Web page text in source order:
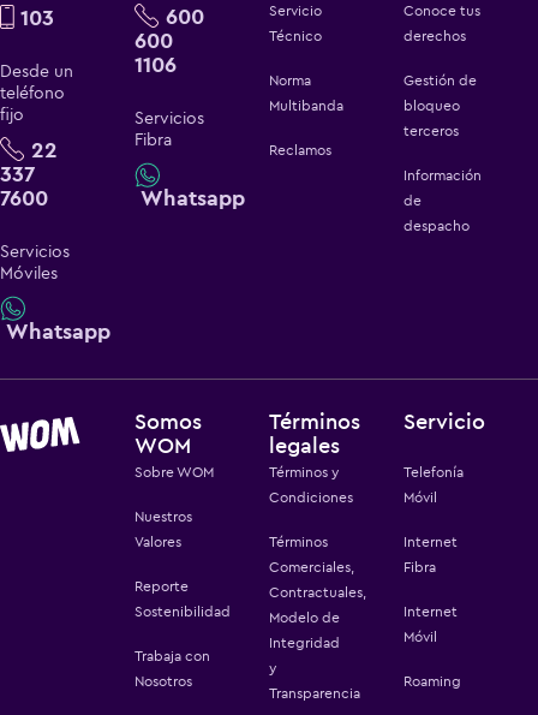
103
Desde un
teléfono
fijo
22
337
7600
Servicios
Móviles
Whatsapp
600
600
1106
Servicios
Fibra
Whatsapp
Servicio
Técnico
Norma
Multibanda
Reclamos
Conoce tus
derechos
Gestión de
bloqueo
terceros
Información
de
despacho
Somos
WOM
Sobre WOM
Nuestros
Valores
Reporte
Sostenibilidad
Trabaja con
Nosotros
Términos
legales
Términos y
Condiciones
Términos
Comerciales,
Contractuales,
Modelo de
Integridad
y
Transparencia
Servicio
Telefonía
Móvil
Internet
Fibra
Internet
Móvil
Roaming